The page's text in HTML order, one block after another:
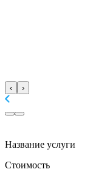
‹ ›
Название услуги
Стоимость